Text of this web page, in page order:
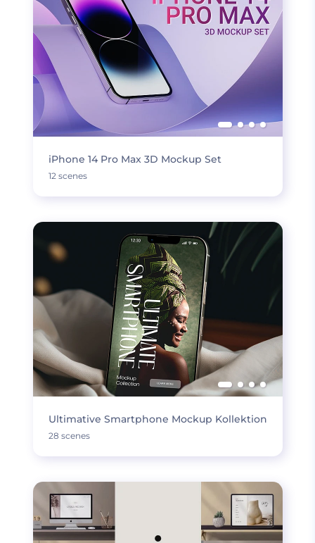
iPhone 14 Pro Max 3D Mockup Set
12 scenes
Ultimative Smartphone Mockup Kollektion
28 scenes